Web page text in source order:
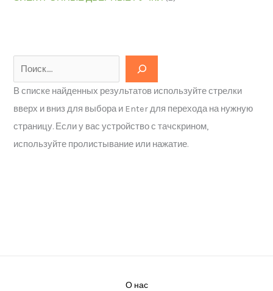
В списке найденных результатов используйте стрелки
вверх и вниз для выбора и Enter для перехода на нужную
страницу. Если у вас устройство с тачскрином,
используйте пролистывание или нажатие.
О нас